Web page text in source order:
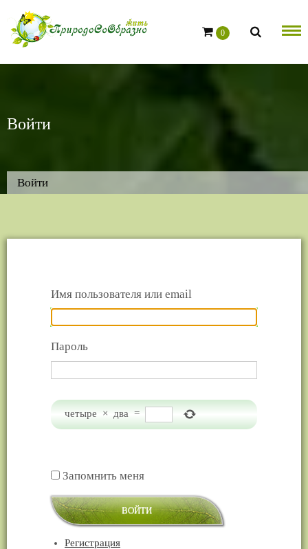
content
0
Войти
Войти
Имя пользователя или email
Пароль
четыре × два =
Запомнить меня
ВОЙТИ
Регистрация